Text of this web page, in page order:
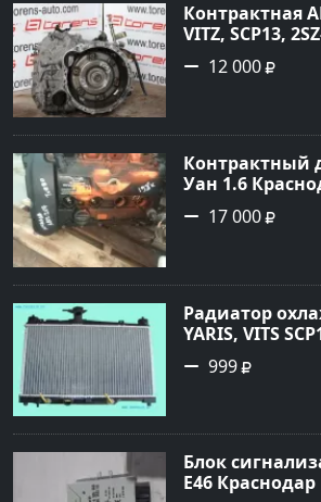
Контрактная
VITZ, SCP13,
Ростов
12 000
Контрактный
Уан 1.6
17 000
Радиатор
YARIS, VITS
Краснодар
999
Блок
E46 Краснодар